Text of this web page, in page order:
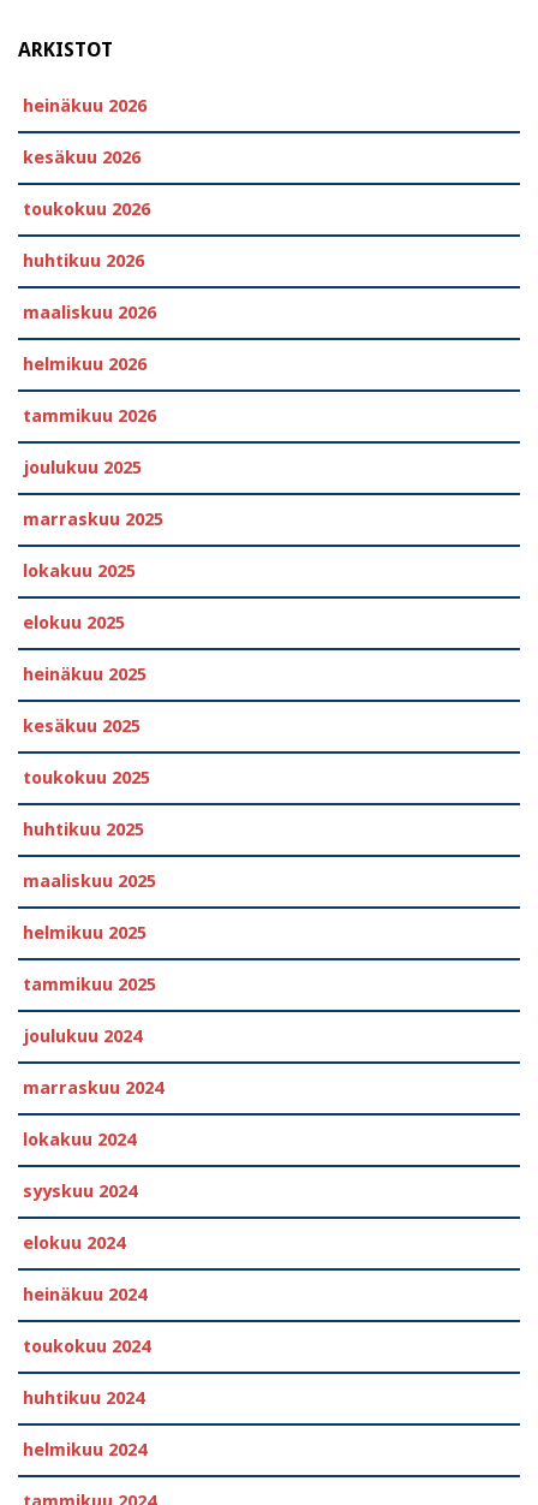
ARKISTOT
heinäkuu 2026
kesäkuu 2026
toukokuu 2026
huhtikuu 2026
maaliskuu 2026
helmikuu 2026
tammikuu 2026
joulukuu 2025
marraskuu 2025
lokakuu 2025
elokuu 2025
heinäkuu 2025
kesäkuu 2025
toukokuu 2025
huhtikuu 2025
maaliskuu 2025
helmikuu 2025
tammikuu 2025
joulukuu 2024
marraskuu 2024
lokakuu 2024
syyskuu 2024
elokuu 2024
heinäkuu 2024
toukokuu 2024
huhtikuu 2024
helmikuu 2024